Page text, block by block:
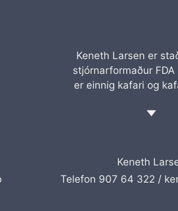
Keneth Larsen er
stjórnarformaður FDA
er einnig kafari og
Keneth
Telefon 907 64 322 /